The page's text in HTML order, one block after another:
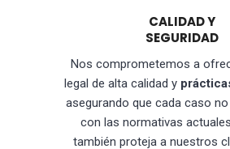
CALIDAD Y
SEGURIDAD
Nos comprometemos a
legal de alta calidad y
asegurando que cada caso
con las normativas
también proteja a nuestros